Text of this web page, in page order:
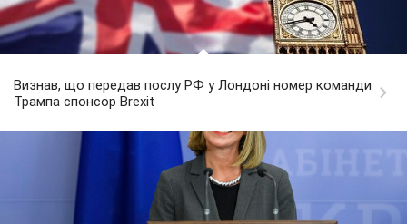
Визнав, що передав послу РФ у Лондоні номер команди
Трампа спонсор Brexit